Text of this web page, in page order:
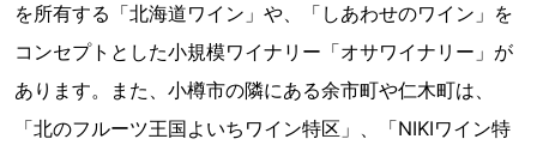
を所有する「北海道ワイン」や、「しあわせのワイン」を
コンセプトとした小規模ワイナリー「オサワイナリー」が
あります。また、小樽市の隣にある余市町や仁木町は、
「北のフルーツ王国よいちワイン特区」、「NIKIワイン特